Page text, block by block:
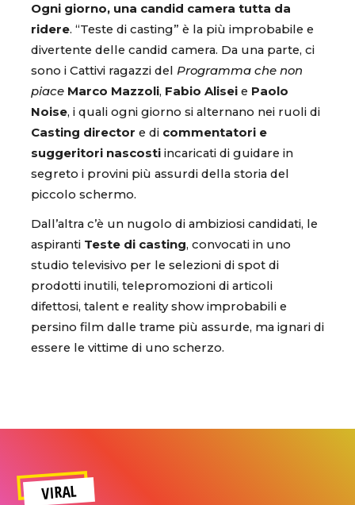
Ogni giorno, una candid camera tutta da
ridere. “Teste di casting” è la più improbabile e
divertente delle candid camera. Da una parte, ci
sono i Cattivi ragazzi del Programma che non
piace Marco Mazzoli, Fabio Alisei e Paolo
Noise, i quali ogni giorno si alternano nei ruoli di
Casting director e di commentatori e
suggeritori nascosti incaricati di guidare in
segreto i provini più assurdi della storia del
piccolo schermo.
Dall’altra c’è un nugolo di ambiziosi candidati, le
aspiranti Teste di casting, convocati in uno
studio televisivo per le selezioni di spot di
prodotti inutili, telepromozioni di articoli
difettosi, talent e reality show improbabili e
persino film dalle trame più assurde, ma ignari di
essere le vittime di uno scherzo.
VIRAL